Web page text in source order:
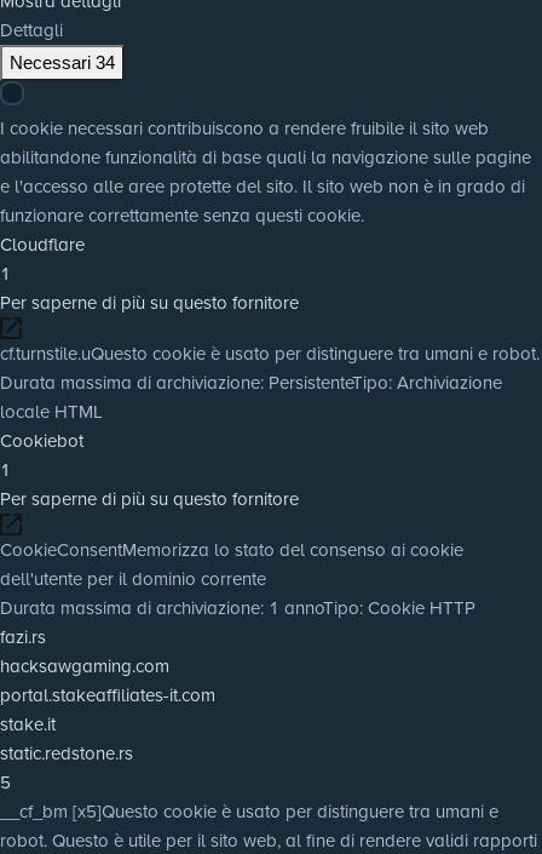
Dettagli
Necessari 34
I cookie necessari contribuiscono a rendere fruibile il sito web
abilitandone funzionalità di base quali la navigazione sulle pagine
e l'accesso alle aree protette del sito. Il sito web non è in grado di
funzionare correttamente senza questi cookie.
Cloudflare
1
Per saperne di più su questo fornitore
cf.turnstile.uQuesto cookie è usato per distinguere tra umani e robot.
Durata massima di archiviazione: PersistenteTipo: Archiviazione
locale HTML
Cookiebot
1
Per saperne di più su questo fornitore
CookieConsentMemorizza lo stato del consenso ai cookie
dell'utente per il dominio corrente
Durata massima di archiviazione: 1 annoTipo: Cookie HTTP
fazi.rs
hacksawgaming.com
portal.stakeaffiliates-it.com
stake.it
static.redstone.rs
5
__cf_bm [x5]Questo cookie è usato per distinguere tra umani e
robot. Questo è utile per il sito web, al fine di rendere validi rapporti